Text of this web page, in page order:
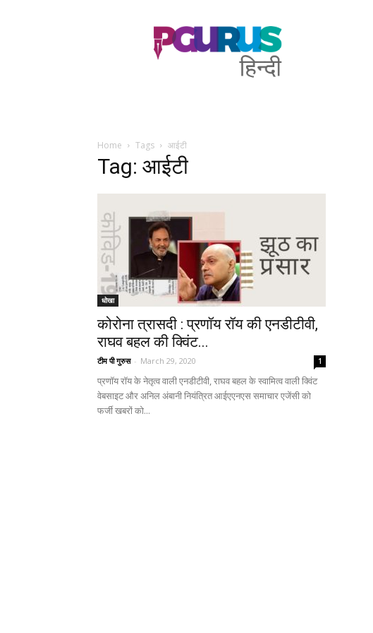
PGurus
Hindi
Home Tags आईटी
Tag: आईटी
धोखा
कोरोना त्रासदी : प्रणॉय रॉय की एनडीटीवी,
राघव बहल की क्विंट...
टीम पी गुरुस - March 29, 2020 1
प्रणॉय रॉय के नेतृत्व वाली एनडीटीवी, राघव बहल के स्वामित्व वाली क्विंट
वेबसाइट और अनिल अंबानी नियंत्रित आईएएनएस समाचार एजेंसी को
फर्जी खबरों को...